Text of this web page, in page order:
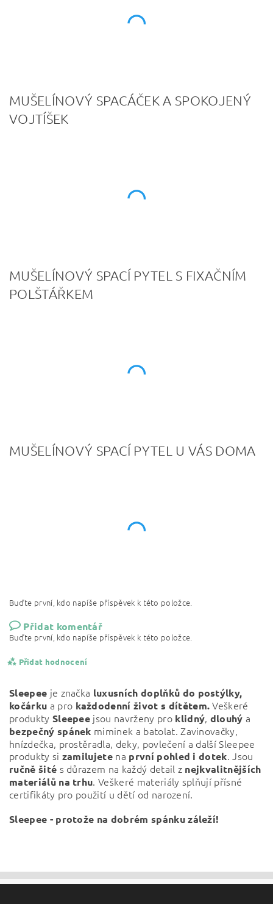
MUŠELÍNOVÝ SPACÁČEK A SPOKOJENÝ
VOJTÍŠEK
MUŠELÍNOVÝ SPACÍ PYTEL S FIXAČNÍM
POLŠTÁŘKEM
MUŠELÍNOVÝ SPACÍ PYTEL U VÁS DOMA
Buďte první, kdo napíše příspěvek k této položce.
Přidat komentář
Buďte první, kdo napíše příspěvek k této položce.
Přidat hodnocení
Sleepee je značka luxusních doplňků do postýlky,
kočárku a pro každodenní život s dítětem.Veškeré
produkty Sleepee jsou navrženy pro klidný, dlouhý a
bezpečný spánek miminek a batolat. Zavinovačky,
hnízdečka, prostěradla, deky, povlečení a další Sleepee
produkty si zamilujete na první pohled i dotek. Jsou
ručně šité s důrazem na každý detail z nejkvalitnějších
materiálů na trhu. Veškeré materiály splňují přísné
certifikáty pro použití u dětí od narození.
Sleepee - protože na dobrém spánku záleží!